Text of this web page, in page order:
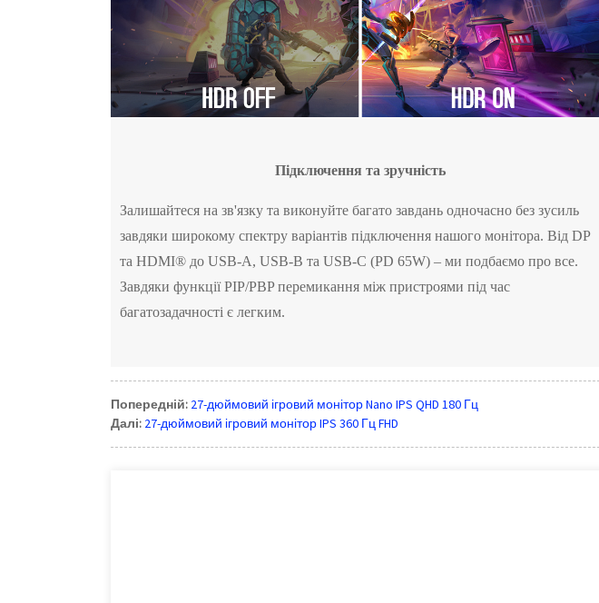
Підключення та зручність
Залишайтеся на зв'язку та виконуйте багато завдань одночасно без зусиль
завдяки широкому спектру варіантів підключення нашого монітора. Від DP
та HDMI® до USB-A, USB-B та USB-C (PD 65W) – ми подбаємо про все.
Завдяки функції PIP/PBP перемикання між пристроями під час
багатозадачності є легким.
Попередній: 27-дюймовий ігровий монітор Nano IPS QHD 180 Гц
Далі: 27-дюймовий ігровий монітор IPS 360 Гц FHD